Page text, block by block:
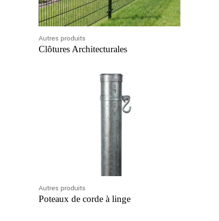
Autres produits
Clôtures Architecturales
Autres produits
Poteaux de corde à linge